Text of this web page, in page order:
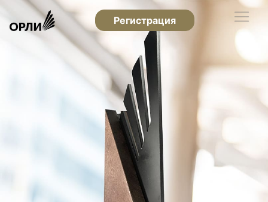
Регистрация